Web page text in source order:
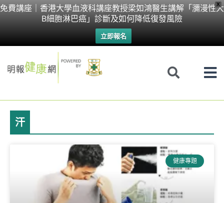
X
免費講座｜香港大學血液科講座教授梁如鴻醫生講解「瀰漫性大
B細胞淋巴癌」診斷及如何降低復發風險
立即報名
Skip
汗
健康專題